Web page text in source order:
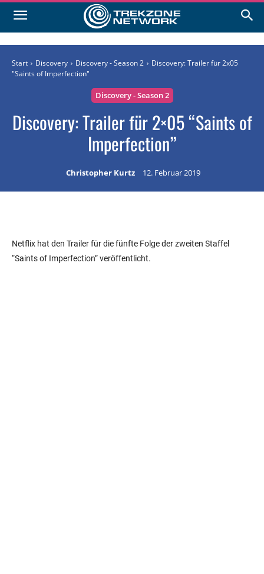
Start Discovery Discovery - Season 2
Discovery: Trailer für 2x05
"Saints of Imperfection"
Discovery - Season 2
Discovery: Trailer für 2×05 “Saints of
Imperfection”
Christopher Kurtz 12. Februar 2019
Netflix hat den Trailer für die fünfte Folge der zweiten Staffel
“Saints of Imperfection” veröffentlicht.